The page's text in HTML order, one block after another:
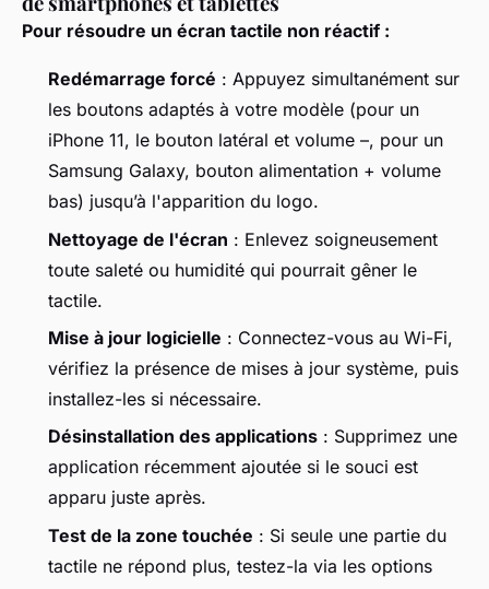
Pour résoudre un écran tactile non réactif :
Redémarrage forcé : Appuyez simultanément sur
les boutons adaptés à votre modèle (pour un
iPhone 11, le bouton latéral et volume –, pour un
Samsung Galaxy, bouton alimentation + volume
bas) jusqu’à l'apparition du logo.
Nettoyage de l'écran : Enlevez soigneusement
toute saleté ou humidité qui pourrait gêner le
tactile.
Mise à jour logicielle : Connectez-vous au Wi-Fi,
vérifiez la présence de mises à jour système, puis
installez-les si nécessaire.
Désinstallation des applications : Supprimez une
application récemment ajoutée si le souci est
apparu juste après.
Test de la zone touchée : Si seule une partie du
tactile ne répond plus, testez-la via les options